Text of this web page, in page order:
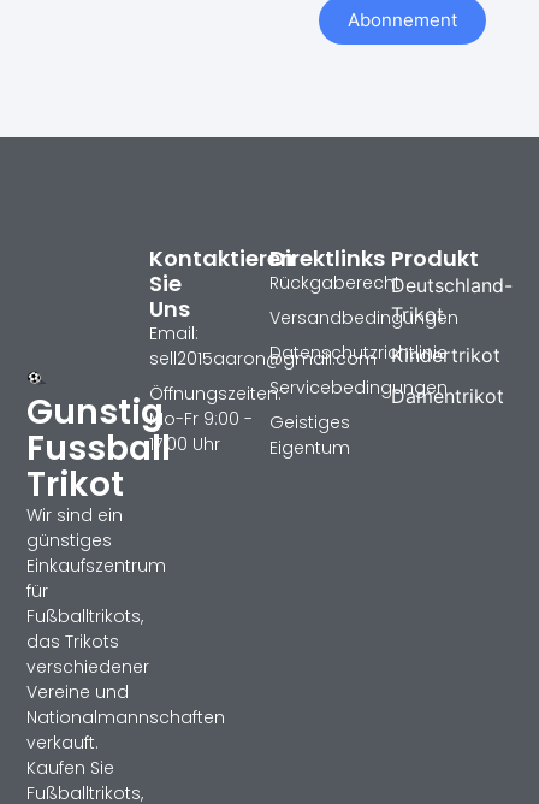
Abonnement
Gunstig
Fussball
Trikot
Wir sind ein
günstiges
Einkaufszentrum
für
Fußballtrikots,
das Trikots
verschiedener
Vereine und
Nationalmannschaften
verkauft.
Kaufen Sie
Fußballtrikots,
Produkt
Deutschland-
Trikot
Kindertrikot
Damentrikot
Direktlinks
Rückgaberecht
Versandbedingungen
Datenschutzrichtlinie
Servicebedingungen
Geistiges
Eigentum
Kontaktieren
Sie
Uns
Email:
sell2015aaron@gmail.com
Öffnungszeiten:
Mo-Fr 9:00 -
17:00 Uhr